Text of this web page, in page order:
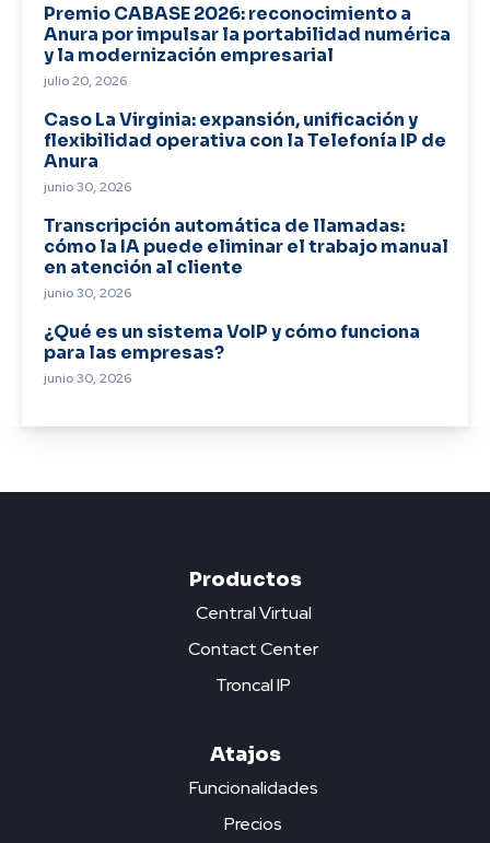
Premio CABASE 2026: reconocimiento a
Anura por impulsar la portabilidad numérica
y la modernización empresarial
julio 20, 2026
Caso La Virginia: expansión, unificación y
flexibilidad operativa con la Telefonía IP de
Anura
junio 30, 2026
Transcripción automática de llamadas:
cómo la IA puede eliminar el trabajo manual
en atención al cliente
junio 30, 2026
¿Qué es un sistema VoIP y cómo funciona
para las empresas?
junio 30, 2026
Productos
Central Virtual
Contact Center
Troncal IP
Atajos
Funcionalidades
Precios